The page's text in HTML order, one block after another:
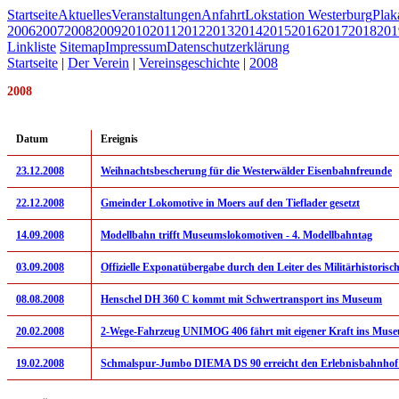
StartseiteAktuellesVeranstaltungenAnfahrtLokstation Westerburg
200620072008200920102011 2012201320142015201620172018
Linkliste SitemapImpressumDatenschutzerklärung
Startseite | Der Verein | Vereinsgeschichte | 2008
2008
Datum Ereignis
23.12.2008 Weihnachtsbescherung für die Westerwälder Eisenbahnfreunde
22.12.2008 Gmeinder Lokomotive in Moers auf den Tieflader gesetzt
14.09.2008 Modellbahn trifft Museumslokomotiven - 4. Modellbahntag
03.09.2008 Offizielle Exponatübergabe durch den Leiter des
08.08.2008 Henschel DH 360 C kommt mit Schwertransport ins Museum
20.02.2008 2-Wege-Fahrzeug UNIMOG 406 fährt mit eigener Kraft ins
19.02.2008 Schmalspur-Jumbo DIEMA DS 90 erreicht den